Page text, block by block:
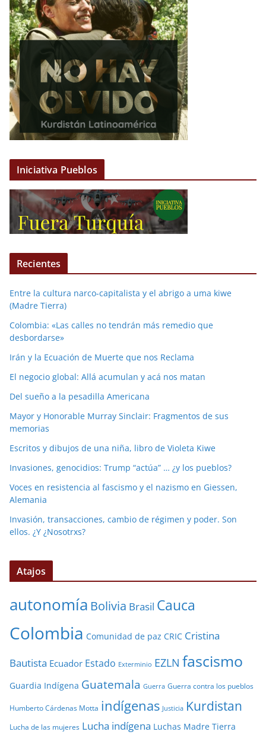
Iniciativa Pueblos
Recientes
Entre la cultura narco-capitalista y el abrigo a uma kiwe
(Madre Tierra)
Colombia: «Las calles no tendrán más remedio que
desbordarse»
Irán y la Ecuación de Muerte que nos Reclama
El negocio global: Allá acumulan y acá nos matan
Del sueño a la pesadilla Americana
Mayor y Honorable Murray Sinclair: Fragmentos de sus
memorias
Escritos y dibujos de una niña, libro de Violeta Kiwe
Invasiones, genocidios: Trump “actúa” … ¿y los pueblos?
Voces en resistencia al fascismo y el nazismo en Giessen,
Alemania
Invasión, transacciones, cambio de régimen y poder. Son
ellos. ¿Y ¿Nosotrxs?
Atajos
autonomía Bolivia Brasil Cauca
Colombia Comunidad de paz CRIC Cristina
Bautista Ecuador Estado Exterminio EZLN fascismo
Guardia Indígena Guatemala Guerra Guerra contra los pueblos
Humberto Cárdenas Motta indígenas Justicia Kurdistan
Lucha de las mujeres Lucha indígena Luchas Madre Tierra